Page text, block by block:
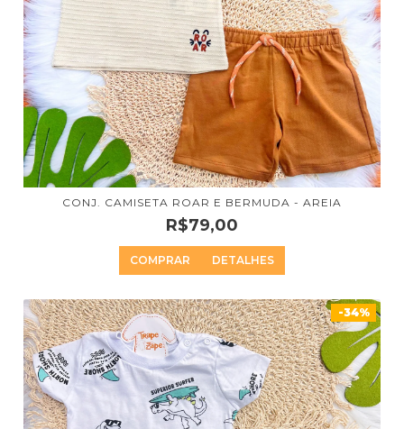
CONJ. CAMISETA ROAR E BERMUDA - AREIA
R$79,00
COMPRAR DETALHES
-34%